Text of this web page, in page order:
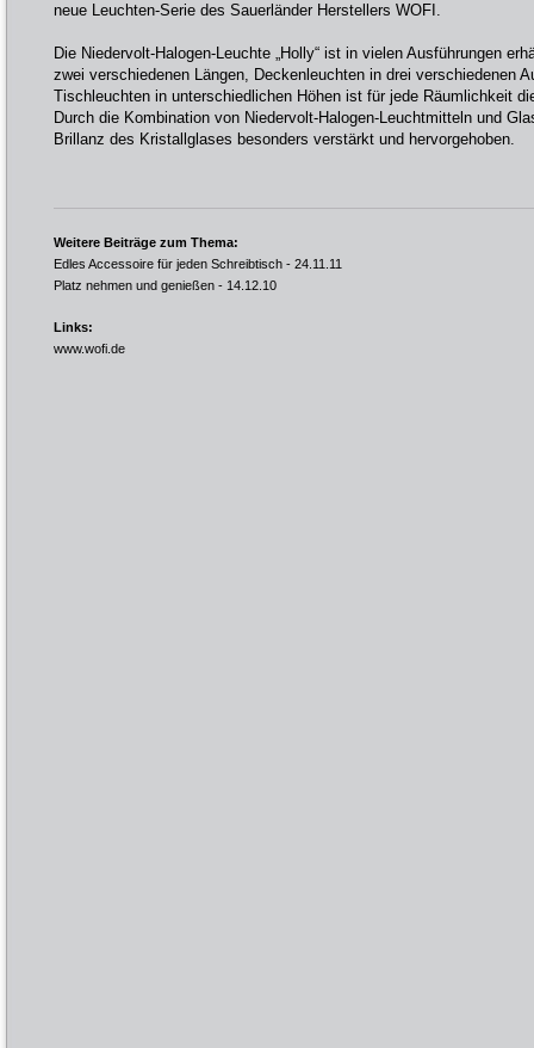
neue Leuchten-Serie des Sauerländer Herstellers WOFI.
Die Niedervolt-Halogen-Leuchte „Holly“ ist in vielen Ausführungen
zwei verschiedenen Längen, Deckenleuchten in drei verschiedenen
Tischleuchten in unterschiedlichen Höhen ist für jede Räumlichkeit
Durch die Kombination von Niedervolt-Halogen-Leuchtmitteln und
Brillanz des Kristallglases besonders verstärkt und hervorgehoben.
Weitere Beiträge zum Thema:
Edles Accessoire für jeden Schreibtisch - 24.11.11
Platz nehmen und genießen - 14.12.10
Links:
www.wofi.de